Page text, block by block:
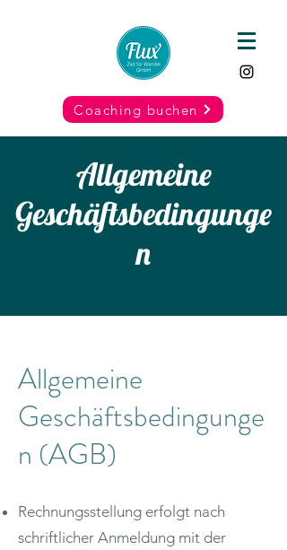
Coaching buchen
Allgemeine
Geschäftsbedingunge
n
Allgemeine
Geschäftsbedingunge
n (AGB)
Rechnungsstellung erfolgt nach
schriftlicher Anmeldung mit der